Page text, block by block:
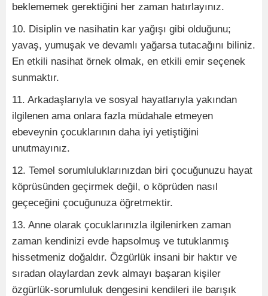
beklememek gerektiğini her zaman hatırlayınız.
10. Disiplin ve nasihatin kar yağışı gibi olduğunu;
yavaş, yumuşak ve devamlı yağarsa tutacağını biliniz.
En etkili nasihat örnek olmak, en etkili emir seçenek
sunmaktır.
11. Arkadaşlarıyla ve sosyal hayatlarıyla yakından
ilgilenen ama onlara fazla müdahale etmeyen
ebeveynin çocuklarının daha iyi yetiştiğini
unutmayınız.
12. Temel sorumluluklarınızdan biri çocuğunuzu hayat
köprüsünden geçirmek değil, o köprüden nasıl
geçeceğini çocuğunuza öğretmektir.
13. Anne olarak çocuklarınızla ilgilenirken zaman
zaman kendinizi evde hapsolmuş ve tutuklanmış
hissetmeniz doğaldır. Özgürlük insani bir haktır ve
sıradan olaylardan zevk almayı başaran kişiler
özgürlük-sorumluluk dengesini kendileri ile barışık